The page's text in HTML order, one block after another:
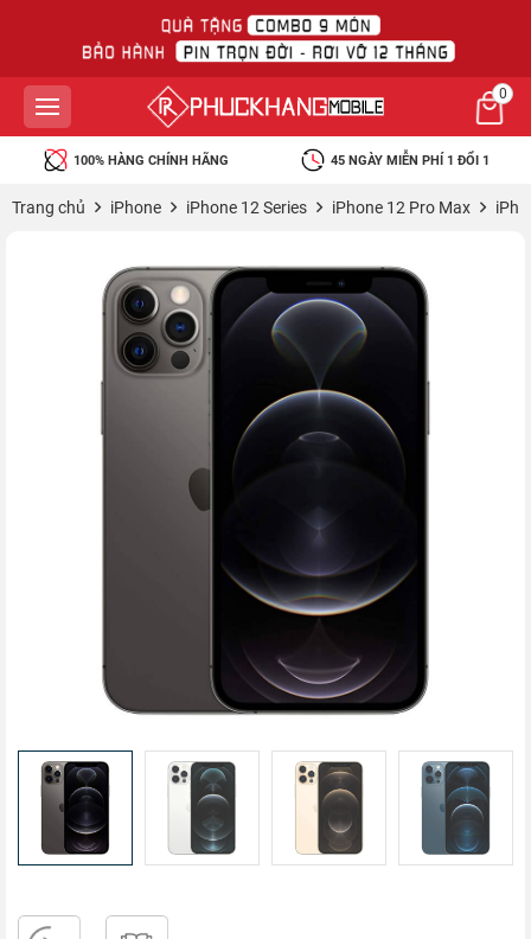
0
100% HÀNG CHÍNH HÃNG 45 NGÀY MIỄN PHÍ 1 ĐỔI 1
Trang chủ iPhone iPhone 12 Series iPhone 12 Pro Max